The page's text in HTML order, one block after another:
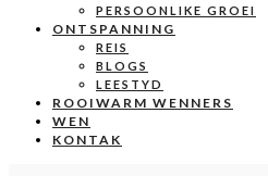
PERSOONLIKE GROEI
ONTSPANNING
REIS
BLOGS
LEESTYD
ROOIWARM WENNERS
WEN
KONTAK